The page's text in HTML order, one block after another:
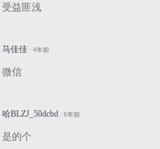
受益匪浅
马佳佳 · 4年前
微信
哈BLZJ_50dcbd · 6年前
是的个